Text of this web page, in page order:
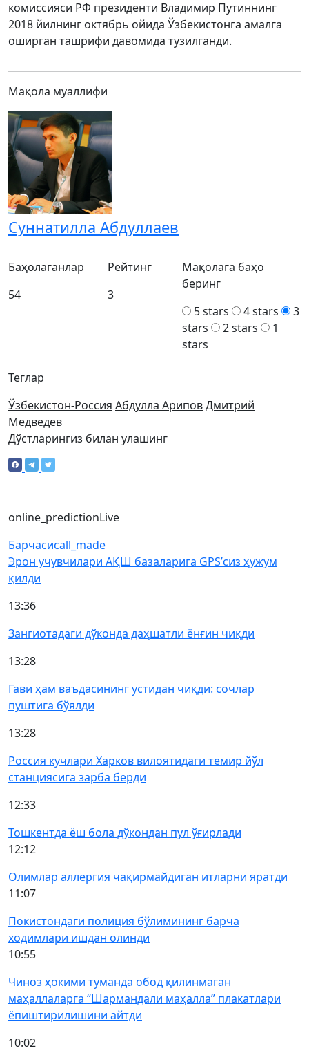
комиссияси РФ президенти Владимир Путиннинг
2018 йилнинг октябрь ойида Ўзбекистонга амалга
оширган ташрифи давомида тузилганди.
Мақола муаллифи
Суннатилла Абдуллаев
Теглар
Ўзбекистон-Россия Абдулла АриповДмитрий
Медведев
Баҳолаганлар
54
Рейтинг
3
Мақолага баҳо
беринг
5 stars
4 stars
3
stars
2 stars
1
stars
Дўстларингиз билан улашинг
online_predictionLive
Барчасиcall_made
Эрон учувчилари АҚШ базаларига GPS’сиз ҳужум
қилди
13:36
Зангиотадаги дўконда даҳшатли ёнғин чиқди
13:28
Гави ҳам ваъдасининг устидан чиқди: сочлар
пуштига бўялди
13:28
Россия кучлари Харков вилоятидаги темир йўл
станциясига зарба берди
12:33
Тошкентда ёш бола дўкондан пул ўғирлади
12:12
Олимлар аллергия чақирмайдиган итларни яратди
11:07
Покистондаги полиция бўлимининг барча
ходимлари ишдан олинди
10:55
Чиноз ҳокими туманда обод қилинмаган
маҳаллаларга “Шармандали маҳалла” плакатлари
ёпиштирилишини айтди
10:02